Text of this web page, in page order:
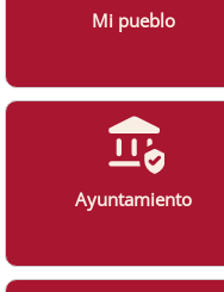
Mi pueblo
Ayuntamiento